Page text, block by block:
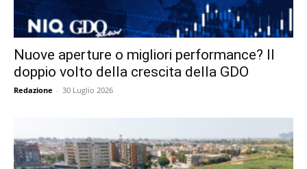
Nuove aperture o migliori performance? Il
doppio volto della crescita della GDO
Redazione - 30 Luglio 2026